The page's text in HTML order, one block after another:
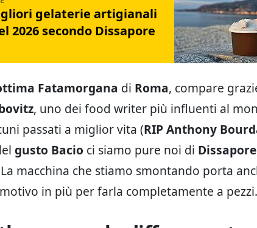
gelaterie artigianali
2026 secondo Dissapore
Fatamorgana di Roma, compare
, uno dei food writer più influenti al
passati a miglior vita (RIP Anthony
gusto Bacio ci siamo pure noi di Dissapore
macchina che stiamo smontando porta
in più per farla completamente a pezzi.